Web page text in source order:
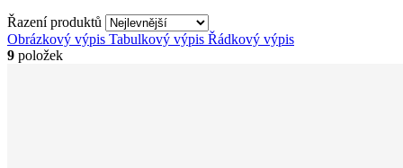
Řazení produktů
Obrázkový výpis Tabulkový výpis Řádkový výpis
9 položek